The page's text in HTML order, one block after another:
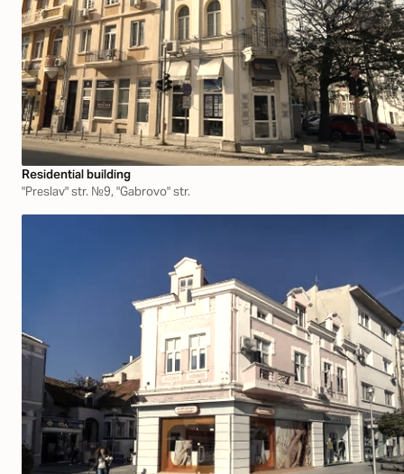
Residential building
"Preslav" str. №9, "Gabrovo" str.